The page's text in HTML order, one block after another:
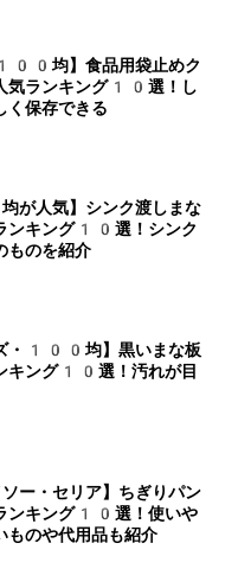
100均】食品用袋止めク
気ランキング10選！し
く保存できる
人気】シンク渡しまな
ンキング10選！シンク
ものを紹介
ズ・100均】黒いまな板
キング10選！汚れが目
・セリア】ちぎりパン
ンキング10選！使いや
ものや代用品も紹介